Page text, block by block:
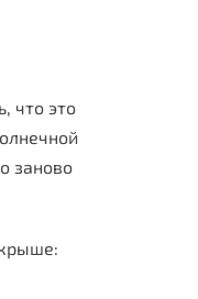
что это
заново